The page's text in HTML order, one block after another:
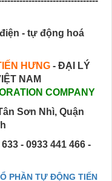
- tự động hoá
HƯNG - ĐẠI LÝ
NAM
COMPANY
Sơn Nhì, Quận
- 0933 441 466 -
PHẦN TỰ ĐỘNG TIẾN